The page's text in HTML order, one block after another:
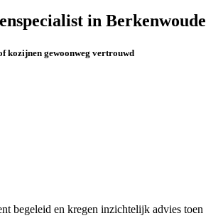
in Berkenwoude
kozijnen gewoonweg vertrouwd
begeleid en kregen inzichtelijk advies toen